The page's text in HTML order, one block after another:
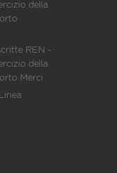
della
REN -
della
Merci